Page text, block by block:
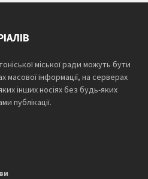
міської ради можуть бути
масової інформації, на серверах
інших носіях без будь-яких
публікації.